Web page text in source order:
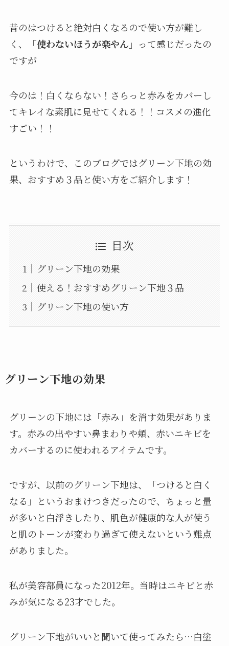
昔のはつけると絶対白くなるので使い方が難し
く、
「使わないほうが楽やん」 って感じだったの
ですが
今のは！白くならない！さらっと赤みをカバーし
てキレイな素肌に見せてくれる！！コスメの進化
すごい！！
というわけで、このブログではグリーン下地の効
果、おすすめ３品と使い方をご紹介します！
目次
グリーン下地の効果
使える！おすすめグリーン下地３品
グリーン下地の使い方
グリーン下地の効果
グリーンの下地には「赤み」を消す効果がありま
す。赤みの出やすい鼻まわりや頬、赤いニキビを
カバーするのに使われるアイテムです。
ですが、以前のグリーン下地は、「つけると白く
なる」というおまけつきだったので、ちょっと量
が多いと白浮きしたり、肌色が健康的な人が使う
と肌のトーンが変わり過ぎて使えないという難点
がありました。
私が美容部員になった2012年。当時はニキビと赤
みが気になる23才でした。
グリーン下地がいいと聞いて使ってみたら…白塗